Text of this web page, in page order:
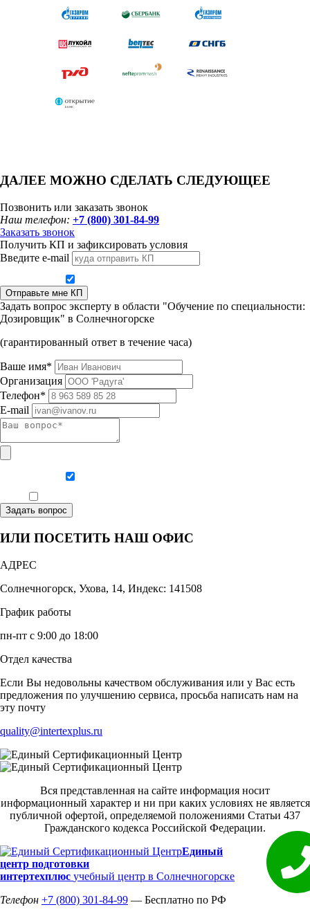
ДАЛЕЕ МОЖНО СДЕЛАТЬ СЛЕДУЮЩЕЕ
Позвонить или заказать звонок
Наш телефон: +7 (800) 301-84-99
Заказать звонок
Получить КП и зафиксировать условия
Введите e-mail
Отправьте мне КП
Задать вопрос эксперту в области "Обучение по специальности:
Дозировщик" в Солнечногорске
(гарантированный ответ в течение часа)
Ваше имя*
Организация
Телефон*
E-mail
Задать вопрос
ИЛИ ПОСЕТИТЬ НАШ ОФИС
АДРЕС
Солнечногорск, Ухова, 14, Индекс: 141508
График работы
пн-пт с 9:00 до 18:00
Отдел качества
Если Вы недовольны качеством обслуживания или у Вас есть
предложения по улучшению сервиса, просьба написать нам на
эту почту
quality@intertexplus.ru
Вся представленная на сайте информация носит
информационный характер и ни при каких условиях не является
публичной офертой, определяемой положениями Статьи 437
Гражданского кодекса Российской Федерации.
Единый
центр подготовки
интертехплюс учебный центр в Солнечногорске
Телефон +7 (800) 301-84-99 — Бесплатно по РФ